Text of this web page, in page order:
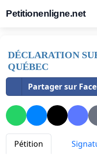
Petitionenligne.net
DÉCLARATION
QUÉBEC
Partager sur
Pétition